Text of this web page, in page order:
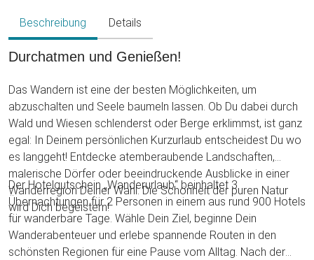
Beschreibung Details
Durchatmen und Genießen!
Das Wandern ist eine der besten Möglichkeiten, um
abzuschalten und Seele baumeln lassen. Ob Du dabei durch
Wald und Wiesen schlenderst oder Berge erklimmst, ist ganz
egal: In Deinem persönlichen Kurzurlaub entscheidest Du wo
es langgeht! Entdecke atemberaubende Landschaften,
malerische Dörfer oder beeindruckende Ausblicke in einer
Wanderregion Deiner Wahl. Die Schönheit der puren Natur
wird Dich begeistern!
Der Hotelgutschein „Wanderurlaub“ beinhaltet 3
Übernachtungen für 2 Personen in einem aus rund 900 Hotels
für wanderbare Tage. Wähle Dein Ziel, beginne Dein
Wanderabenteuer und erlebe spannende Routen in den
schönsten Regionen für eine Pause vom Alltag. Nach der